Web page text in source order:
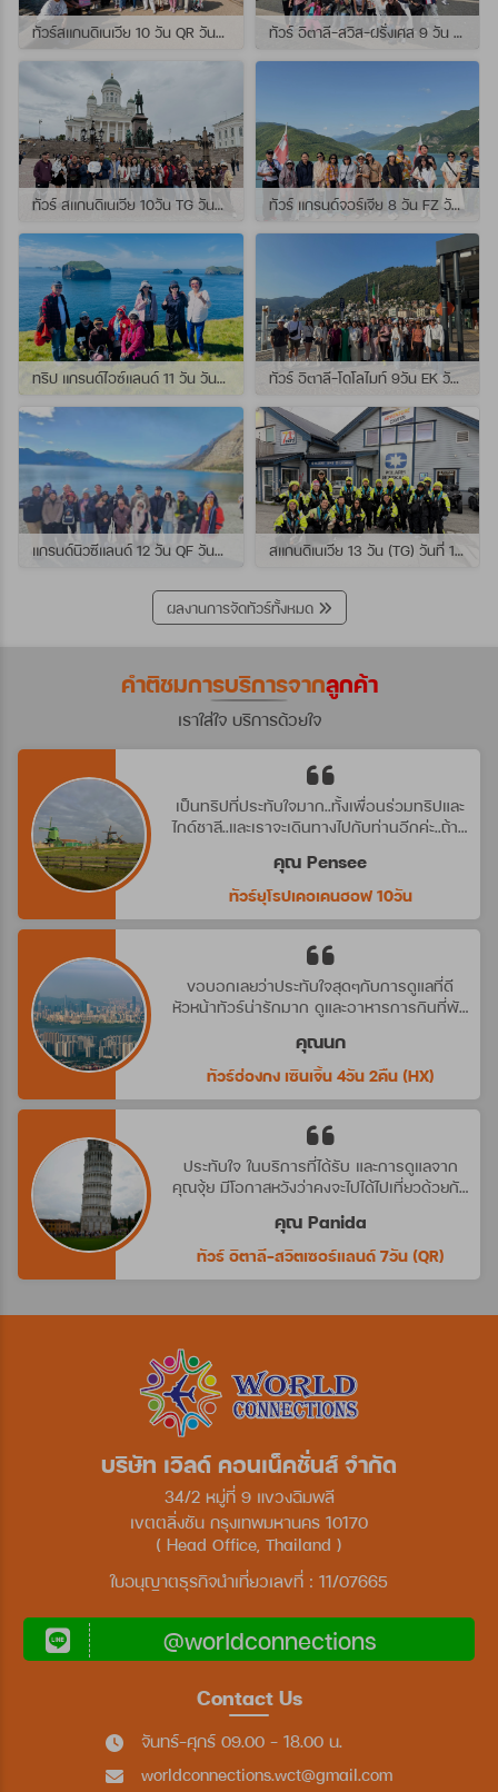
ทัวร์สแกนดิเนเวีย 10 วัน QR วันที่ 23 กรกฏาคม - 01 สิงหาคม 2569 เดินทางกับไกด์พี่จุ้ย และ พี่กั้ง ทัวร์ อิตาลี-สวิส-ฝรั่งเศส 9 วัน QR วันที่ 24 กรกฏาคม - 01 สิงหาคม 2569 เดินทางกับไกด์พี่เช
ทัวร์ สแกนดิเนเวีย 10วัน TG วันที่ 24 กรกฏาคม - 02 สิงหาคม 2569 เดินทางกับไกด์พี่ยอร์ช ทัวร์ แกรนด์จอร์เจีย 8 วัน FZ วันที่ 26 กรกฎาคม - 02 สิงหาคม 2569 เดินทางกับไกด์พี่โจ๊ก
ทริป แกรนด์ไอซ์แลนด์ 11 วัน วันที่ 25 กรกฏาคม - 04 สิงหาคม 2569 เดินทางกับไกด์พี่เปิ้ล ทัวร์ อิตาลี-โดโลไมท์ 9วัน EK วันที่ 21 - 29 กรกฏาคม 2569 เดินทางกับไกด์พี่หนุ่ม
แกรนด์นิวซีแลนด์ 12 วัน QF วันที่ 22 กรกฎาคม - 3 สิงหาคม 2569 เดินทางกับไกด์พี่โจ้ สแกนดิเนเวีย 13 วัน (TG) วันที่ 10-22 กรกฏาคม 2569 เดินทางกับไกด์พี่เต้ย
ผลงานการจัดทัวร์ทั้งหมด
คำติชมการบริการจากลูกค้า
เราใส่ใจ บริการด้วยใจ
เป็นทริปที่ประทับใจมาก..ทั้งเพื่อนร่วมทริปและ
ไกด์ชาลี..และเราจะเดินทางไปกับท่านอีกค่ะ..ถ้ามี
คุณ Pensee
ทัวร์ยุโรปเคอเคนฮอฟ 10วัน
ขอบอกเลยว่าประทับใจสุดๆกับการดูแลที่ดี
หัวหน้าทัวร์น่ารักมาก ดูและอาหารการกินที่พัก
บริษัทนี้อีกค่ะ
คุณนก
ทัวร์ฮ่องกง เซินเจิ้น 4วัน 2คืน (HX)
ประทับใจ ในบริการที่ได้รับ และการดูแลจาก
คุณจุ้ย มีโอกาสหวังว่าคงจะไปได้ไปเที่ยวด้วยกัน
คุณ Panida
ทัวร์ อิตาลี-สวิตเซอร์แลนด์ 7วัน (QR)
บริษัท เวิลด์ คอนเน็คชั่นส์ จำกัด
34/2 หมู่ที่ 9 แขวงฉิมพลี
เขตตลิ่งชัน กรุงเทพมหานคร 10170
( Head Office, Thailand )
ใบอนุญาตธุรกิจนำเที่ยวเลขที่ : 11/07665
@worldconnections
Contact Us
จันทร์-ศุกร์ 09.00 - 18.00 น.
worldconnections.wct@gmail.com